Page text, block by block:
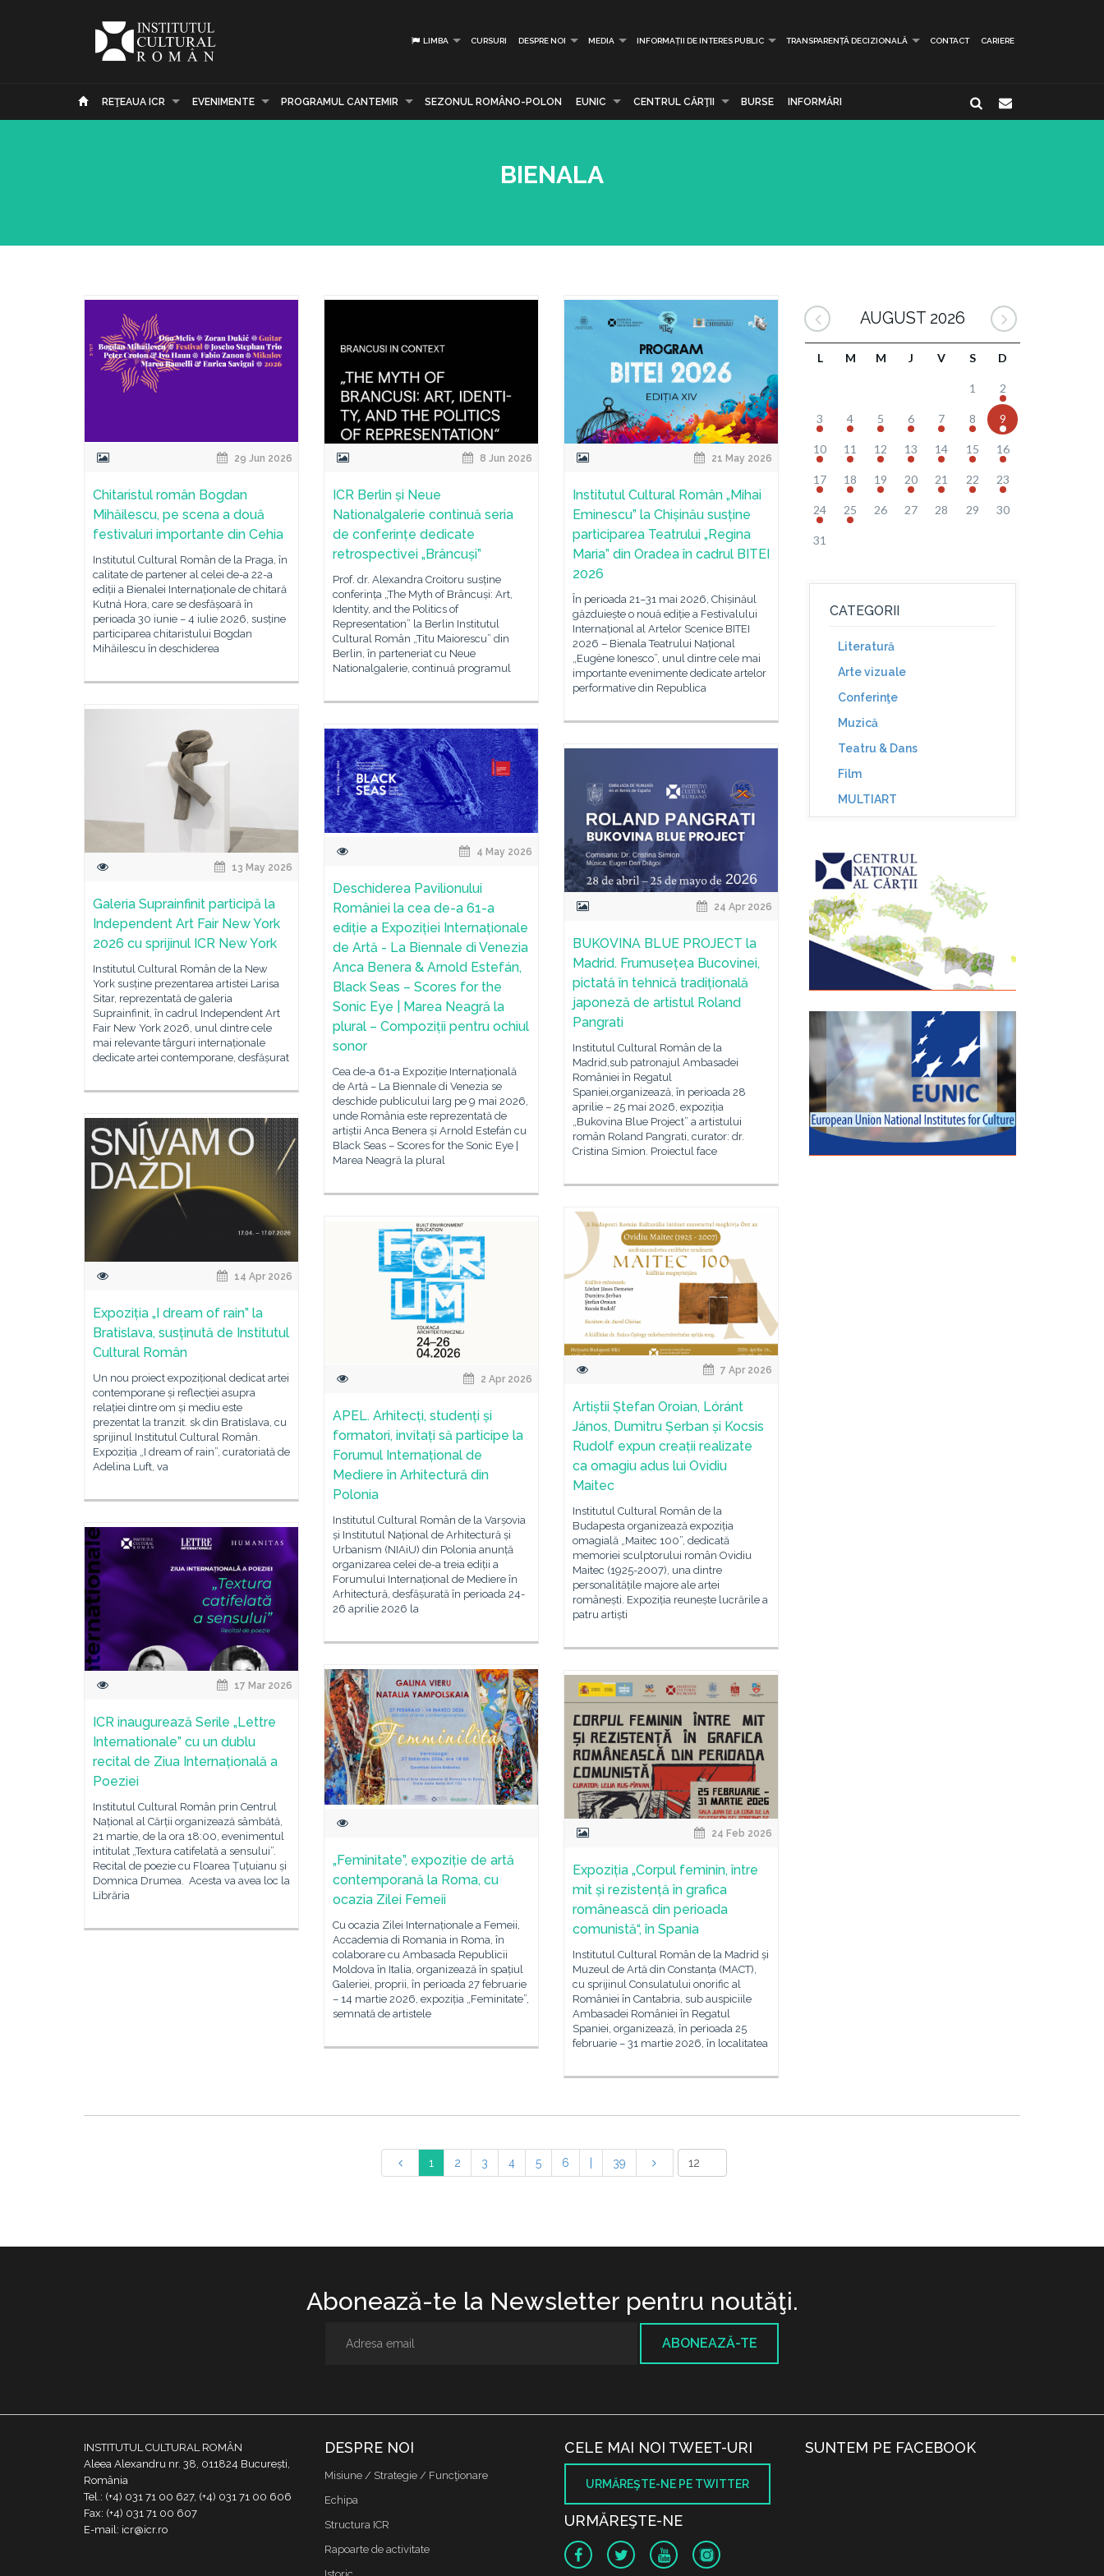
LIMBA CURSURI DESPRE NOI MEDIA INFORMAȚII DE INTERES PUBLIC TRANSPARENȚĂ DECIZIONALĂ CONTACT CARIERE
REŢEAUA ICR EVENIMENTE PROGRAMUL CANTEMIR SEZONUL ROMÂNO-POLON EUNIC CENTRUL CĂRŢII BURSE INFORMĂRI
BIENALA
29 Jun 2026
Chitaristul român Bogdan
Mihăilescu, pe scena a două
festivaluri importante din Cehia
Institutul Cultural Român de la Praga, în
calitate de partener al celei de-a 22-a
ediții a Bienalei Internaționale de chitară
Kutná Hora, care se desfășoară în
perioada 30 iunie – 4 iulie 2026, susține
participarea chitaristului Bogdan
Mihăilescu în deschiderea
8 Jun 2026
ICR Berlin și Neue
Nationalgalerie continuă seria
de conferințe dedicate
retrospectivei „Brâncuși”
Prof. dr. Alexandra Croitoru susține
conferința „The Myth of Brâncuși: Art,
Identity, and the Politics of
Representation” la Berlin Institutul
Cultural Român „Titu Maiorescu” din
Berlin, în parteneriat cu Neue
Nationalgalerie, continuă programul
21 May 2026
Institutul Cultural Român „Mihai
Eminescu” la Chișinău susține
participarea Teatrului „Regina
Maria” din Oradea în cadrul BITEI
2026
În perioada 21–31 mai 2026, Chișinăul
găzduiește o nouă ediție a Festivalului
Internațional al Artelor Scenice BITEI
2026 – Bienala Teatrului Național
„Eugène Ionesco”, unul dintre cele mai
importante evenimente dedicate artelor
performative din Republica
13 May 2026
Galeria Suprainfinit participă la
Independent Art Fair New York
2026 cu sprijinul ICR New York
Institutul Cultural Român de la New
York susține prezentarea artistei Larisa
Sitar, reprezentată de galeria
Suprainfinit, în cadrul Independent Art
Fair New York 2026, unul dintre cele
mai relevante târguri internaționale
dedicate artei contemporane, desfășurat
4 May 2026
Deschiderea Pavilionului
României la cea de-a 61-a
ediție a Expoziției Internaționale
de Artă - La Biennale di Venezia
Anca Benera & Arnold Estefán,
Black Seas – Scores for the
Sonic Eye | Marea Neagră la
plural – Compoziții pentru ochiul
sonor
Cea de-a 61-a Expoziție Internațională
de Artă – La Biennale di Venezia se
deschide publicului larg pe 9 mai 2026,
unde România este reprezentată de
artiștii Anca Benera și Arnold Estefán cu
Black Seas – Scores for the Sonic Eye |
Marea Neagră la plural
24 Apr 2026
BUKOVINA BLUE PROJECT la
Madrid. Frumusețea Bucovinei,
pictată în tehnică tradițională
japoneză de artistul Roland
Pangrati
Institutul Cultural Român de la
Madrid,sub patronajul Ambasadei
României în Regatul
Spaniei,organizează, în perioada 28
aprilie – 25 mai 2026, expoziția
„Bukovina Blue Project” a artistului
român Roland Pangrati, curator: dr.
Cristina Simion. Proiectul face
14 Apr 2026
Expoziția „I dream of rain” la
Bratislava, susținută de Institutul
Cultural Român
Un nou proiect expozițional dedicat artei
contemporane și reflecției asupra
relației dintre om și mediu este
prezentat la tranzit. sk din Bratislava, cu
sprijinul Institutul Cultural Român.
Expoziția „I dream of rain”, curatoriată de
Adelina Luft, va
7 Apr 2026
Artiștii Ștefan Oroian, Lóránt
János, Dumitru Șerban și Kocsis
Rudolf expun creații realizate
ca omagiu adus lui Ovidiu
Maitec
Institutul Cultural Român de la
Budapesta organizează expoziția
omagială „Maitec 100”, dedicată
memoriei sculptorului român Ovidiu
Maitec (1925-2007), una dintre
personalitățile majore ale artei
românești. Expoziția reunește lucrările a
patru artiști
2 Apr 2026
APEL. Arhitecți, studenți și
formatori, invitați să participe la
Forumul Internațional de
Mediere în Arhitectură din
Polonia
Institutul Cultural Român de la Varșovia
și Institutul Național de Arhitectură și
Urbanism (NIAiU) din Polonia anunță
organizarea celei de-a treia ediții a
Forumului Internațional de Mediere în
Arhitectură, desfășurată în perioada 24-
26 aprilie 2026 la
17 Mar 2026
ICR inaugurează Serile „Lettre
Internationale” cu un dublu
recital de Ziua Internațională a
Poeziei
Institutul Cultural Român prin Centrul
Național al Cărții organizează sâmbătă,
21 martie, de la ora 18:00, evenimentul
intitulat „Textura catifelată a sensului”.
Recital de poezie cu Floarea Țuțuianu și
Domnica Drumea. Acesta va avea loc la
Librăria
„Feminitate”, expoziție de artă
contemporană la Roma, cu
ocazia Zilei Femeii
Cu ocazia Zilei Internaționale a Femeii,
Accademia di Romania in Roma, în
colaborare cu Ambasada Republicii
Moldova în Italia, organizează în spațiul
Galeriei, proprii, în perioada 27 februarie
– 14 martie 2026, expoziția „Feminitate”,
semnată de artistele
24 Feb 2026
Expoziția „Corpul feminin, între
mit și rezistență în grafica
românească din perioada
comunistă“, în Spania
Institutul Cultural Român de la Madrid și
Muzeul de Artă din Constanța (MACT),
cu sprijinul Consulatului onorific al
României în Cantabria, sub auspiciile
Ambasadei României în Regatul
Spaniei, organizează, în perioada 25
februarie – 31 martie 2026, în localitatea
AUGUST 2026
L M M J V S D
1 2
3 4 5 6 7 8 9
10 11 12 13 14 15 16
17 18 19 20 21 22 23
24 25 26 27 28 29 30
31
CATEGORII
Literatură
Arte vizuale
Conferinţe
Muzică
Teatru & Dans
Film
MULTIART
1 2 3 4 5 6 39
Abonează-te la Newsletter pentru noutăţi.
ABONEAZĂ-TE
INSTITUTUL CULTURAL ROMÂN
Aleea Alexandru nr. 38, 011824 București,
România
Tel.: (+4) 031 71 00 627, (+4) 031 71 00 606
Fax: (+4) 031 71 00 607
E-mail: icr@icr.ro
DESPRE NOI
Misiune / Strategie / Funcţionare
Echipa
Structura ICR
Rapoarte de activitate
CELE MAI NOI TWEET-URI
URMĂREŞTE-NE PE TWITTER
URMĂREŞTE-NE
SUNTEM PE FACEBOOK